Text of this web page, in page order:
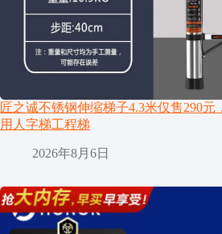
匠之诚不锈钢伸缩梯子4.3米仅售290元
用人字梯工程梯
2026年8月6日